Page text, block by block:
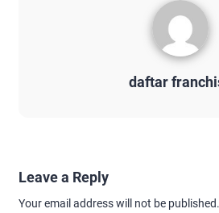
daftar
Leave a Reply
Your email address will not be published.